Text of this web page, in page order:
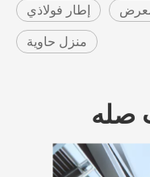
إطار فولاذي
منزل حاوية
صله